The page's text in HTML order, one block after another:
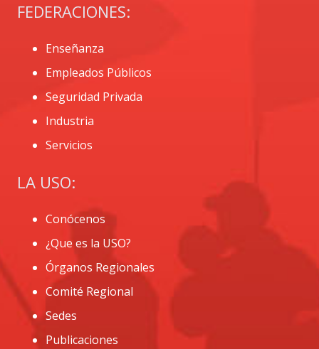
FEDERACIONES:
Enseñanza
Empleados Públicos
Seguridad Privada
Industria
Servicios
LA USO:
Conócenos
¿Que es la USO?
Órganos Regionales
Comité Regional
Sedes
Publicaciones